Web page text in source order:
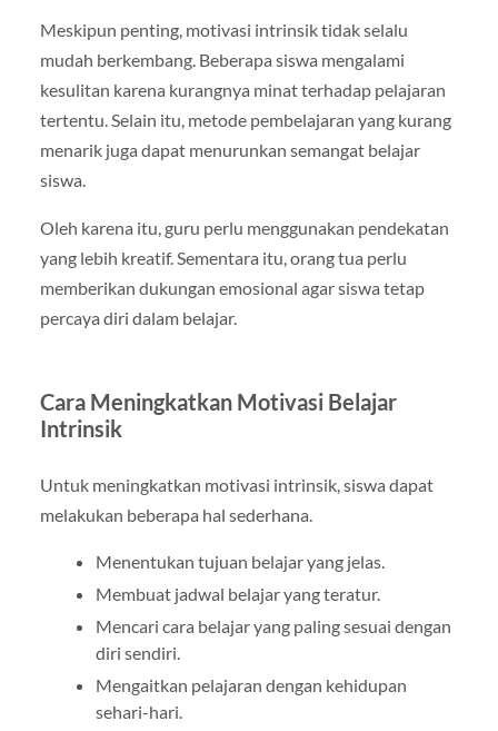
Meskipun penting, motivasi intrinsik tidak selalu
mudah berkembang. Beberapa siswa mengalami
kesulitan karena kurangnya minat terhadap pelajaran
tertentu. Selain itu, metode pembelajaran yang kurang
menarik juga dapat menurunkan semangat belajar
siswa.
Oleh karena itu, guru perlu menggunakan pendekatan
yang lebih kreatif. Sementara itu, orang tua perlu
memberikan dukungan emosional agar siswa tetap
percaya diri dalam belajar.
Cara Meningkatkan Motivasi Belajar
Intrinsik
Untuk meningkatkan motivasi intrinsik, siswa dapat
melakukan beberapa hal sederhana.
Menentukan tujuan belajar yang jelas.
Membuat jadwal belajar yang teratur.
Mencari cara belajar yang paling sesuai dengan
diri sendiri.
Mengaitkan pelajaran dengan kehidupan
sehari-hari.